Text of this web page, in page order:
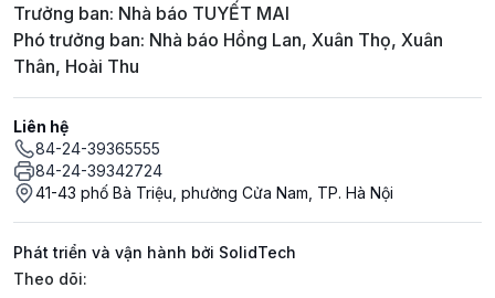
Trưởng ban: Nhà báo TUYẾT MAI
Phó trưởng ban: Nhà báo Hồng Lan, Xuân Thọ, Xuân
Thân, Hoài Thu
Liên hệ
84-24-39365555
84-24-39342724
41-43 phố Bà Triệu, phường Cửa Nam, TP. Hà Nội
Phát triển và vận hành bởi SolidTech
Mạng xã hội
Theo dõi: